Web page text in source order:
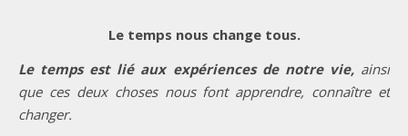
Le temps nous change tous.
Le temps est lié aux expériences de notre vie, ainsi
que ces deux choses nous font apprendre, connaître et
changer.